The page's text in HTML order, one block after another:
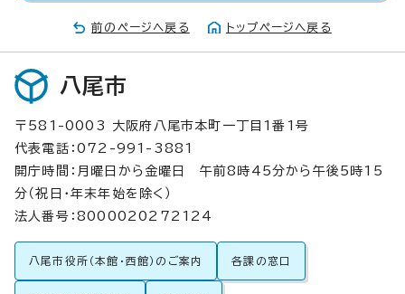
前のページへ戻る トップページへ戻る
八尾市
〒581-0003 大阪府八尾市本町一丁目1番1号
代表電話：072-991-3881
開庁時間：月曜日から金曜日 午前8時45分から午後5時15
分（祝日・年末年始を除く）
法人番号：8000020272124
八尾市役所（本館・西館）のご案内 各課の窓口